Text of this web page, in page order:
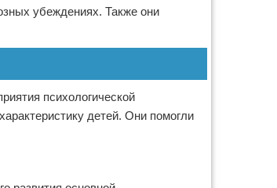
убеждениях. Также они
психологической
детей. Они помогли